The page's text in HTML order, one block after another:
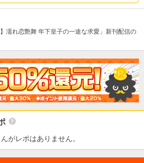
濡れ恋艶舞 年下皇子の一途な求愛」新刊配信の
がレポはありません。